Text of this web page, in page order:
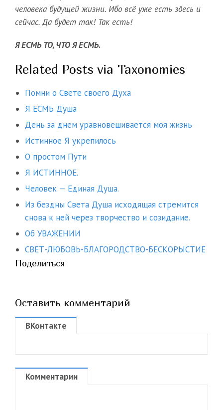
человека будущей жизни. Ибо всё уже есть здесь и
сейчас. Да будет так! Так есть!
Я ЕСМЬ ТО, ЧТО Я ЕСМЬ.
Related Posts via Taxonomies
Помни о Свете своего Духа
Я ЕСМЬ Душа
День за днем уравновешивается моя жизнь
Истинное Я укрепилось
О простом Пути
Я ИСТИННОЕ.
Человек — Единая Душа.
Из бездны Света Душа исходящая стремится
снова к ней через творчество и созидание.
Об УВАЖЕНИИ
СВЕТ-ЛЮБОВЬ-БЛАГОРОДСТВО-БЕСКОРЫСТИЕ
Поделиться
Оставить комментарий
ВКонтакте
Комментарии